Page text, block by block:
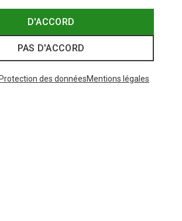
D'ACCORD
PAS D'ACCORD
Protection des donnéesMentions légales